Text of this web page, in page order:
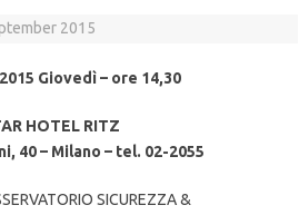
2015
Giovedì – ore 14,30
HOTEL RITZ
40 – Milano – tel. 02-2055
SICUREZZA &